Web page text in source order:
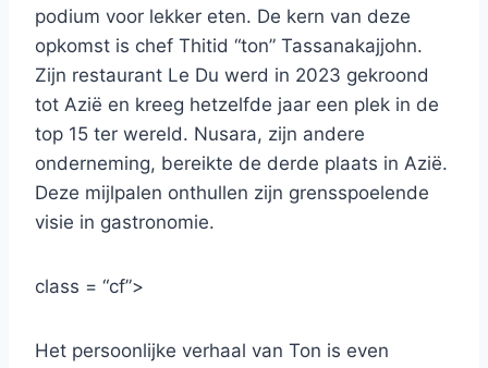
podium voor lekker eten. De kern van deze
opkomst is chef Thitid “ton” Tassanakajjohn.
Zijn restaurant Le Du werd in 2023 gekroond
tot Azië en kreeg hetzelfde jaar een plek in de
top 15 ter wereld. Nusara, zijn andere
onderneming, bereikte de derde plaats in Azië.
Deze mijlpalen onthullen zijn grensspoelende
visie in gastronomie.
class = “cf”>
Het persoonlijke verhaal van Ton is even